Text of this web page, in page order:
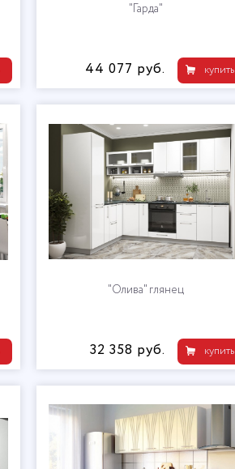
"Гарда"
купить
44 077 руб.
"Олива" глянец
купить
32 358 руб.